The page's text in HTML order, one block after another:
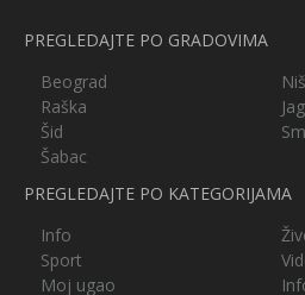
PREGLEDAJTE PO GRADOVIMA
Beograd
Niš
Raška
Šid
Šabac
PREGLEDAJTE PO KATEGORIJAMA
Info
Sport
Moj ugao